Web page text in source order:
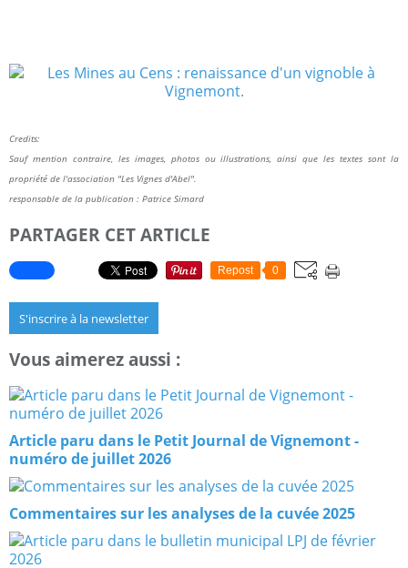
Credits:
Sauf mention contraire, les images, photos ou illustrations, ainsi que les textes sont la
propriété de l'association "Les Vignes d'Abel".
responsable de la publication : Patrice Simard
PARTAGER CET ARTICLE
Repost 0
S'inscrire à la newsletter
Vous aimerez aussi :
Article paru dans le Petit Journal de Vignemont -
numéro de juillet 2026
Commentaires sur les analyses de la cuvée 2025